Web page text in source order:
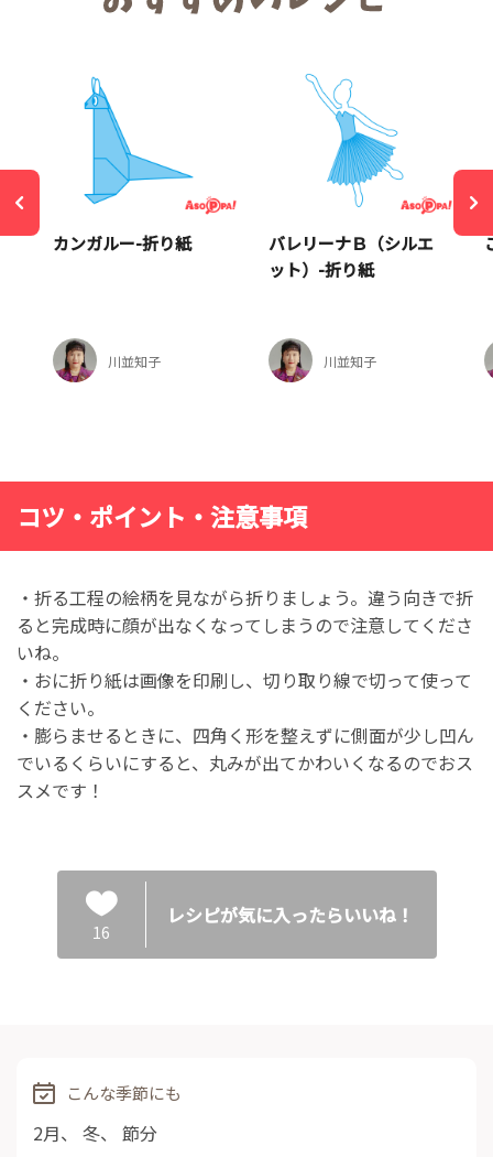
カンガルー-折り紙
川並知子
バレリーナＢ（シルエ
ット）-折り紙
川並知子
コツ・ポイント・注意事項
・折る工程の絵柄を見ながら折りましょう。違う向きで折
ると完成時に顔が出なくなってしまうので注意してくださ
いね。
・おに折り紙は画像を印刷し、切り取り線で切って使って
ください。
・膨らませるときに、四角く形を整えずに側面が少し凹ん
でいるくらいにすると、丸みが出てかわいくなるのでおス
スメです！
16
レシピが気に入ったらいいね！
こんな季節にも
2月、 冬、 節分